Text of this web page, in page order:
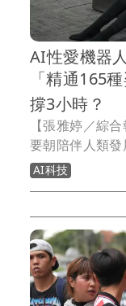
AI性愛機器
「精通165
撐3小時？
【張雅婷／綜
要朝陪伴人類
Somnia Lab，
人」，主打仿真
可完成165種動
注。
AI科技